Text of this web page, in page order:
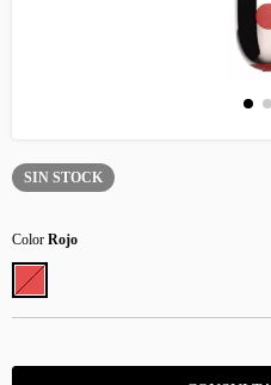
SIN STOCK
Color Rojo